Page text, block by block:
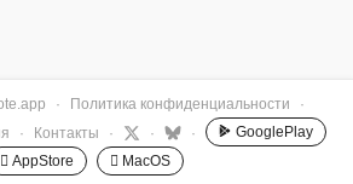
· Политика конфиденциальности
·
· Контакты · · ·
GooglePlay
 AppStore
 MacOS